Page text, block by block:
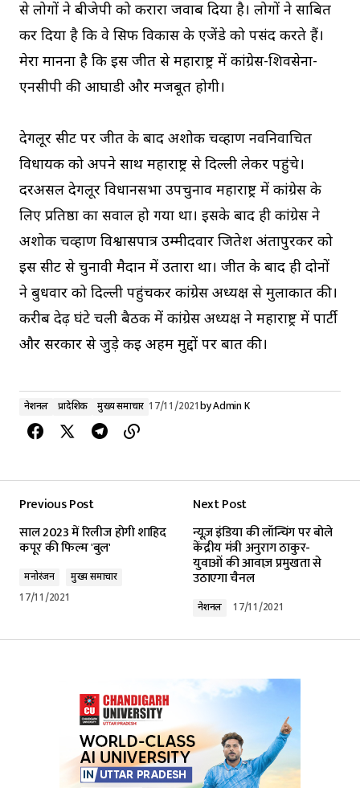
से लोगों ने बीजेपी को करारा जवाब दिया है। लोगों ने साबित
कर दिया है कि वे सिर्फ विकास के एजेंडे को पसंद करते हैं।
मेरा मानना है कि इस जीत से महाराष्ट्र में कांग्रेस-शिवसेना-
एनसीपी की आघाडी और मजबूत होगी।
देगलूर सीट पर जीत के बाद अशोक चव्हाण नवनिर्वाचित
विधायक को अपने साथ महाराष्ट्र से दिल्ली लेकर पहुंचे।
दरअसल देगलूर विधानसभा उपचुनाव महाराष्ट्र में कांग्रेस के
लिए प्रतिष्ठा का सवाल हो गया था। इसके बाद ही कांग्रेस ने
अशोक चव्हाण विश्वासपात्र उम्मीदवार जितेश अंतापुरकर को
इस सीट से चुनावी मैदान में उतारा था। जीत के बाद ही दोनों
ने बुधवार को दिल्ली पहुंचकर कांग्रेस अध्यक्ष से मुलाकात की।
करीब देढ़ घंटे चली बैठक में कांग्रेस अध्यक्ष ने महाराष्ट्र में पार्टी
और सरकार से जुड़े कई अहम मुद्दों पर बात की।
नेशनल प्रादेशिक मुख्य समाचार 17/11/2021byAdmin K
Previous Post
साल 2023 में रिलीज होगी शाहिद
कपूर की फिल्म 'बुल'
मनोरंजन
मुख्य समाचार
17/11/2021
Next Post
न्यूज़ इंडिया की लॉन्चिंग पर बोले
केंद्रीय मंत्री अनुराग ठाकुर-
युवाओं की आवाज़ प्रमुखता से
उठाएगा चैनल
नेशनल 17/11/2021